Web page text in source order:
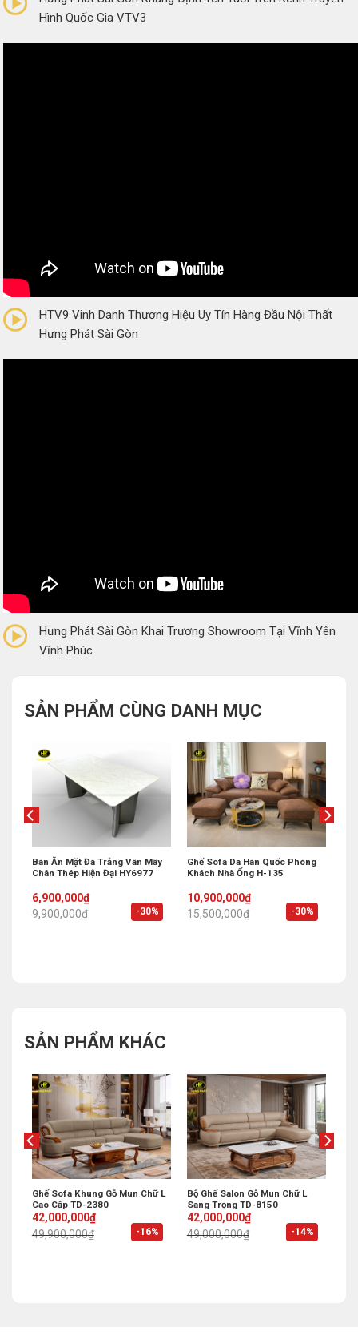
Hình Quốc Gia VTV3
(0 Reviews)
HTV9 Vinh Danh Thương Hiệu Uy Tín Hàng Đầu Nội Thất
Hưng Phát Sài Gòn
(0 Reviews)
Hưng Phát Sài Gòn Khai Trương Showroom Tại Vĩnh Yên
Vĩnh Phúc
SẢN PHẨM CÙNG DANH MỤC
-30%
Bàn Ăn Mặt Đá Trắng Vân Mây
Chân Thép Hiện Đại HY6977
9,900,000₫
Original
price
was:
6,900,000₫
Current
price
is:
-30%
Ghế Sofa Da Hàn Quốc Phòng
Khách Nhà Ống H-135
15,500,000₫
Original
price
was:
10,900,000₫
Current
price
is:
SẢN PHẨM KHÁC
-16%
Ghế Sofa Khung Gỗ Mun Chữ L
Cao Cấp TD-2380
49,900,000₫
Original
price
was:
42,000,000₫
Current
price
is:
-14%
Bộ Ghế Salon Gỗ Mun Chữ L
Sang Trọng TD-8150
49,000,000₫
Original
price
was:
42,000,000₫
Current
price
is: